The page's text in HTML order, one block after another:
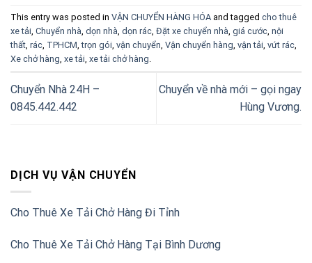
DỊCH VỤ VẬN CHUYỂN
Cho Thuê Xe Tải Chở Hàng Đi Tỉnh
Cho Thuê Xe Tải Chở Hàng Tại Bình Dương
This entry was posted in VẬN CHUYỂN HÀNG HÓA and tagged cho thuê
xe tải Chuyển nhà dọn nhà dọn rác Đặt xe chuyển nhà giá cước nội
thất rác TPHCM ,trọn gói vận chuyển Vận chuyển hàng vận tải vứt rác
Xe chở hàng xe tải xe tải chở hàng
Chuyển Nhà 24H –
0845.442.442
Chuyển về nhà mới – gọi ngay
Hùng Vương.